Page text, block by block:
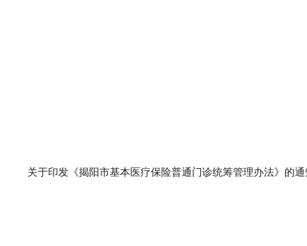
关于印发《揭阳市基本医疗保险普通门诊统筹管理办法》的